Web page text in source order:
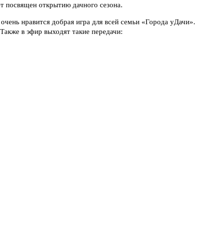
посвящен открытию дачного сезона.
нравится добрая игра для всей семьи «Города уДачи».
в эфир выходят такие передачи: